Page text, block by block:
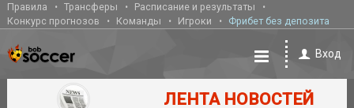
Правила Трансферы
Расписание и результаты
Конкурс прогнозов
Команды Игроки Фрибет без депозита
Вход
ЛЕНТА НОВОСТЕЙ